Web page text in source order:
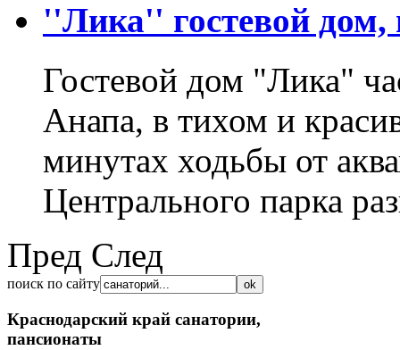
''Лика'' гостевой дом,
Гостевой дом "Лика"
Анапа, в тихом и
минутах ходьбы от
Центрального парка
Пред След
поиск по сайту
Краснодарский край санатории,
пансионаты